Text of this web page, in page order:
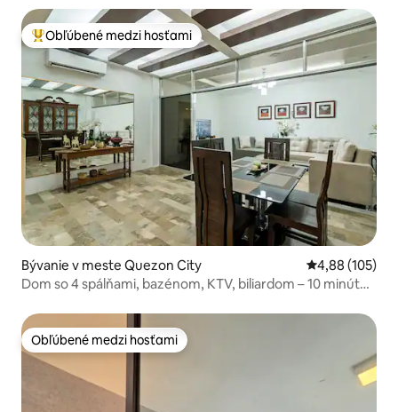
Najobľúbenejšie medzi hosťami
Obľúbené medzi hosťami
Bývanie v meste Quezon City Priemerné
4,88 (105)
Dom so 4 spálňami, bazénom, KTV, biliardom – 10 minút
Obľúbené medzi hosťami
Obľúbené medzi hosťami